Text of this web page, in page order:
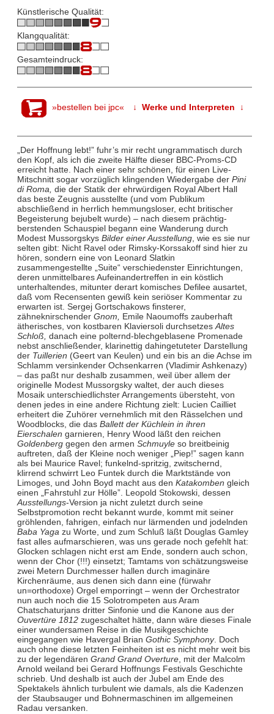
Künstlerische Qualität:
Klangqualität:
Gesamteindruck:
»bestellen bei jpc« ↓ Werke und Interpreten ↓
„Der Hoffnung lebt!” fuhr’s mir recht ungrammatisch durch
den Kopf, als ich die zweite Hälfte dieser BBC-Proms-CD
erreicht hatte. Nach einer sehr schönen, für einen Live-
Mitschnitt sogar vorzüglich klingenden Wiedergabe der Pini
di Roma, die der Statik der ehrwürdigen Royal Albert Hall
das beste Zeugnis ausstellte (und vom Publikum
abschließend in herrlich hemmungsloser, echt britischer
Begeisterung bejubelt wurde) – nach diesem prächtig-
berstenden Schauspiel begann eine Wanderung durch
Modest Mussorgskys Bilder einer Ausstellung, wie es sie nur
selten gibt: Nicht Ravel oder Rimsky-Korssakoff sind hier zu
hören, sondern eine von Leonard Slatkin
zusammengestellte „Suite“ verschiedenster Einrichtungen,
deren unmittelbares Aufeinandertreffen in ein köstlich
unterhaltendes, mitunter derart komisches Defilee ausartet,
daß vom Recensenten gewiß kein seriöser Kommentar zu
erwarten ist. Sergej Gortschakows finsterer,
zähneknirschender Gnom, Emile Naoumoffs zauberhaft
ätherisches, von kostbaren Klaviersoli durchsetzesAltes
Schloß, danach eine polternd-blechgeblasene Promenade
nebst anschließender, klarinettig dahingetuteter Darstellung
der Tuillerien (Geert van Keulen) und ein bis an die Achse im
Schlamm versinkender Ochsenkarren (Vladimir Ashkenazy)
– das paßt nur deshalb zusammen, weil über allem der
originelle Modest Mussorgsky waltet, der auch dieses
Mosaik unterschiedlichster Arrangements übersteht, von
denen jedes in eine andere Richtung zielt: Lucien Cailliet
erheitert die Zuhörer vernehmlich mit den Rässelchen und
Woodblocks, die das Ballett der Küchlein in ihren
Eierschalen garnieren, Henry Wood läßt den reichen
Goldenberg gegen den armen Schmuyleso breitbeinig
auftreten, daß der Kleine noch weniger „Piep!” sagen kann
als bei Maurice Ravel; funkelnd-spritzig, zwitschernd,
klirrend schwirrt Leo Funtek durch die Marktstände von
Limoges, und John Boyd macht aus den Katakomben gleich
einen „Fahrstuhl zur Hölle”. Leopold Stokowski, dessen
Ausstellungs-Version ja nicht zuletzt durch seine
Selbstpromotion recht bekannt wurde, kommt mit seiner
gröhlenden, fahrigen, einfach nur lärmenden und jodelnden
Baba Yaga zu Worte, und zum Schluß läßt Douglas Gamley
fast alles aufmarschieren, was uns gerade noch gefehlt hat:
Glocken schlagen nicht erst am Ende, sondern auch schon,
wenn der Chor (!!!) einsetzt; Tamtams von schätzungsweise
zwei Metern Durchmesser hallen durch imaginäre
Kirchenräume, aus denen sich dann eine (fürwahr
un=orthodoxe) Orgel emporringt – wenn der Orchestrator
nun auch noch die 15 Solotrompeten aus Aram
Chatschaturjans dritter Sinfonie und die Kanone aus der
Ouvertüre 1812zugeschaltet hätte, dann wäre dieses Finale
einer wundersamen Reise in die Musikgeschichte
eingegangen wie Havergal Brian Gothic Symphony. Doch
auch ohne diese letzten Feinheiten ist es nicht mehr weit bis
zu der legendären Grand Grand Overture, mit der Malcolm
Arnold weiland bei Gerard Hoffnungs Festivals Geschichte
schrieb. Und deshalb ist auch der Jubel am Ende des
Spektakels ähnlich turbulent wie damals, als die Kadenzen
der Staubsauger und Bohnermaschinen im allgemeinen
Radau versanken.